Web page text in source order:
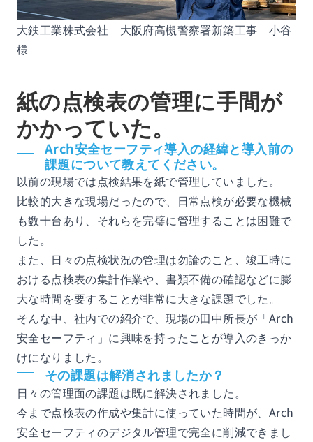
大鉄工業株式会社 大阪府高槻警察署新築工事 小谷
様
紙の点検表の管理に手間が
かかっていた。
Arch安全セーフティ導入の経緯と導入前の
課題について教えてください。
以前の現場では点検結果を紙で管理していました。
比較的大きな現場だったので、日常点検が必要な機械
も数十台あり、それらを完璧に管理することは困難で
した。
また、日々の点検状況の管理は勿論のこと、竣工時に
おける点検表の集計作業や、書類不備の確認などに膨
大な時間を要することが非常に大きな課題でした。
そんな中、社内での紹介で、現場の田中所長が「Arch
安全セーフティ」に興味を持ったことが導入のきっか
けになりました。
その課題は解消されましたか？
日々の管理面の課題は既に解決されました。
今まで点検表の作成や集計に使っていた時間が、Arch
安全セーフティのデジタル管理で完全に削減できまし